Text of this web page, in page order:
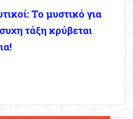
Το μυστικό για
τάξη κρύβεται